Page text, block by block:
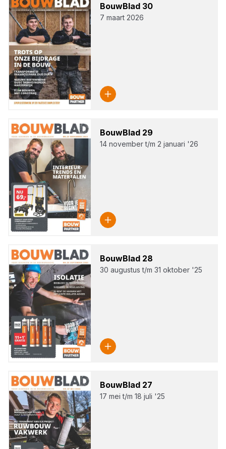
Bouw­Blad 30
7 maart 2026
Bouw­Blad 29
14 november t/m 2 januari '26
Bouw­Blad 28
30 augustus t/m 31 oktober '25
Bouw­Blad 27
17 mei t/m 18 juli '25